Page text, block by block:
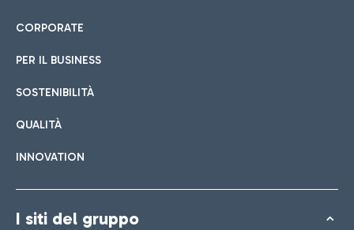
CORPORATE
PER IL BUSINESS
SOSTENIBILITÀ
QUALITÀ
INNOVATION
I siti del gruppo